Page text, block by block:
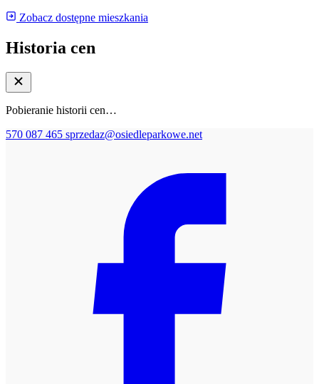
Zobacz dostępne mieszkania
Historia cen
Pobieranie historii cen…
570 087 465 sprzedaz@osiedleparkowe.net